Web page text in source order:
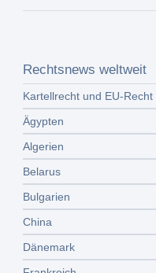
Rechtsnews weltweit
Kartellrecht und EU-Recht
Ägypten
Algerien
Belarus
Bulgarien
China
Dänemark